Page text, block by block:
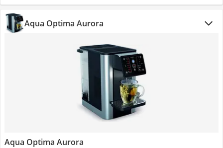
Aqua Optima Aurora
Aqua Optima Aurora